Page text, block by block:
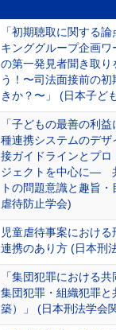
「初期聴取に関する
キンググループ企画
の第一発見者聞き取り
う！〜司法面接前の
きか？〜」 (日本子ど
「子どもの最善の利
種連携システムのデ
接ガイドラインとプロ
ジェクトを中心に―
トの問題意識と趣旨
虐待防止学会)
児童虐待事案におけ
連携のあり方 (日本刑
「集団犯罪における
集団犯罪・組織犯罪と
築）」 (日本刑法学会